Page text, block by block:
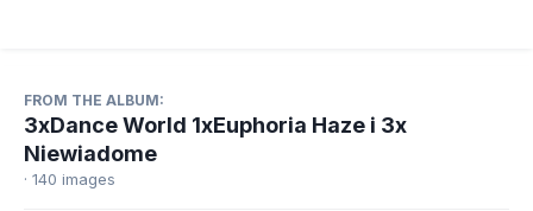
FROM THE ALBUM:
3xDance World 1xEuphoria Haze i 3x
Niewiadome
· 140 images